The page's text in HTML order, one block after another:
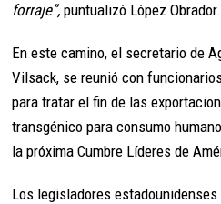
forraje”,puntualizó López Obrador.
En este camino, el secretario de
Vilsack, se reunió con
para tratar el fin de las
transgénico para consumo
la próxima Cumbre Líderes de
Los legisladores